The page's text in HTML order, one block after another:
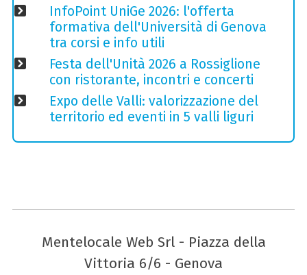
InfoPoint UniGe 2026: l'offerta
formativa dell'Università di Genova
tra corsi e info utili
Festa dell'Unità 2026 a Rossiglione
con ristorante, incontri e concerti
Expo delle Valli: valorizzazione del
territorio ed eventi in 5 valli liguri
Mentelocale Web Srl - Piazza della
Vittoria 6/6 - Genova